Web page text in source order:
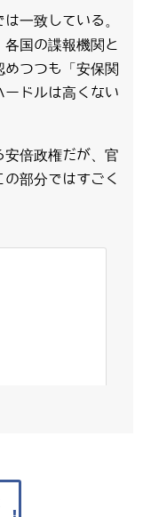
一致している。
国の諜報機関と
つつも「安保関
ドルは高くない
安倍政権だが、官
部分ではすごく